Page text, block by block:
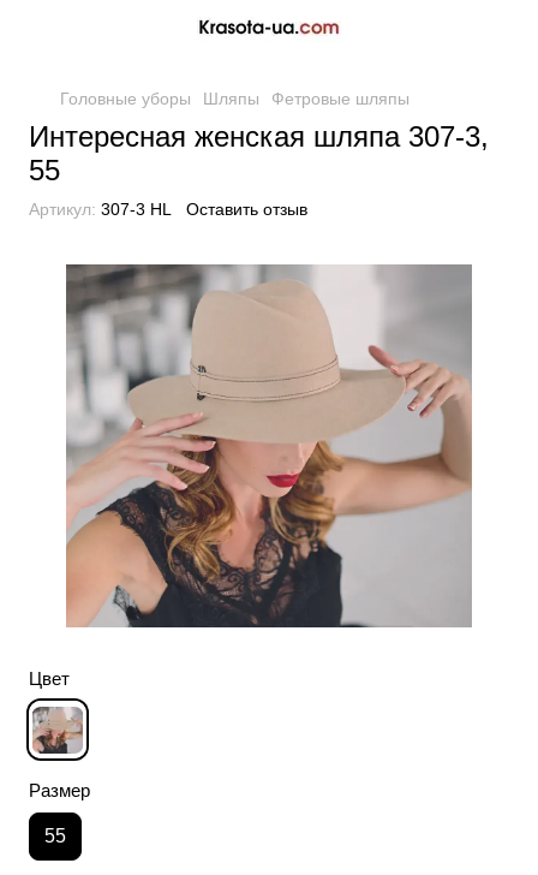
Головные уборы Шляпы Фетровые шляпы
Интересная женская шляпа 307-3,
55
Артикул: 307-3 HL Оставить отзыв
Цвет
Размер
55